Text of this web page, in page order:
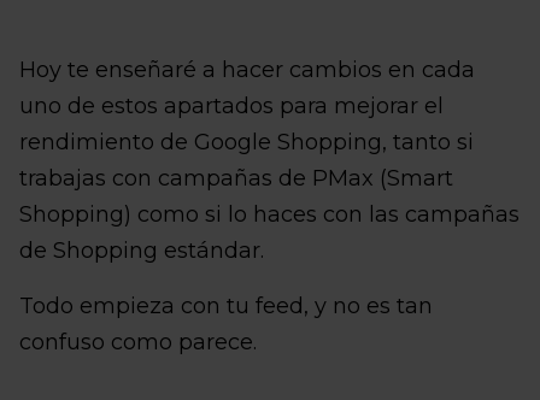
Hoy te enseñaré a hacer cambios en cada
uno de estos apartados para mejorar el
rendimiento de Google Shopping, tanto si
trabajas con campañas de PMax (Smart
Shopping) como si lo haces con las campañas
de Shopping estándar.
Todo empieza con tu feed, y no es tan
confuso como parece.